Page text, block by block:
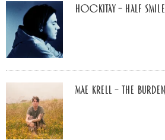
Hockitay – half smile
Mae Krell – the burden